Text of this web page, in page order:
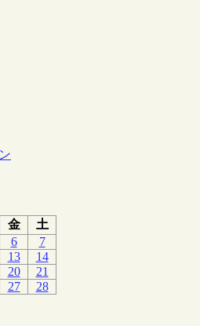
金
土
6
7
13
14
20
21
27
28